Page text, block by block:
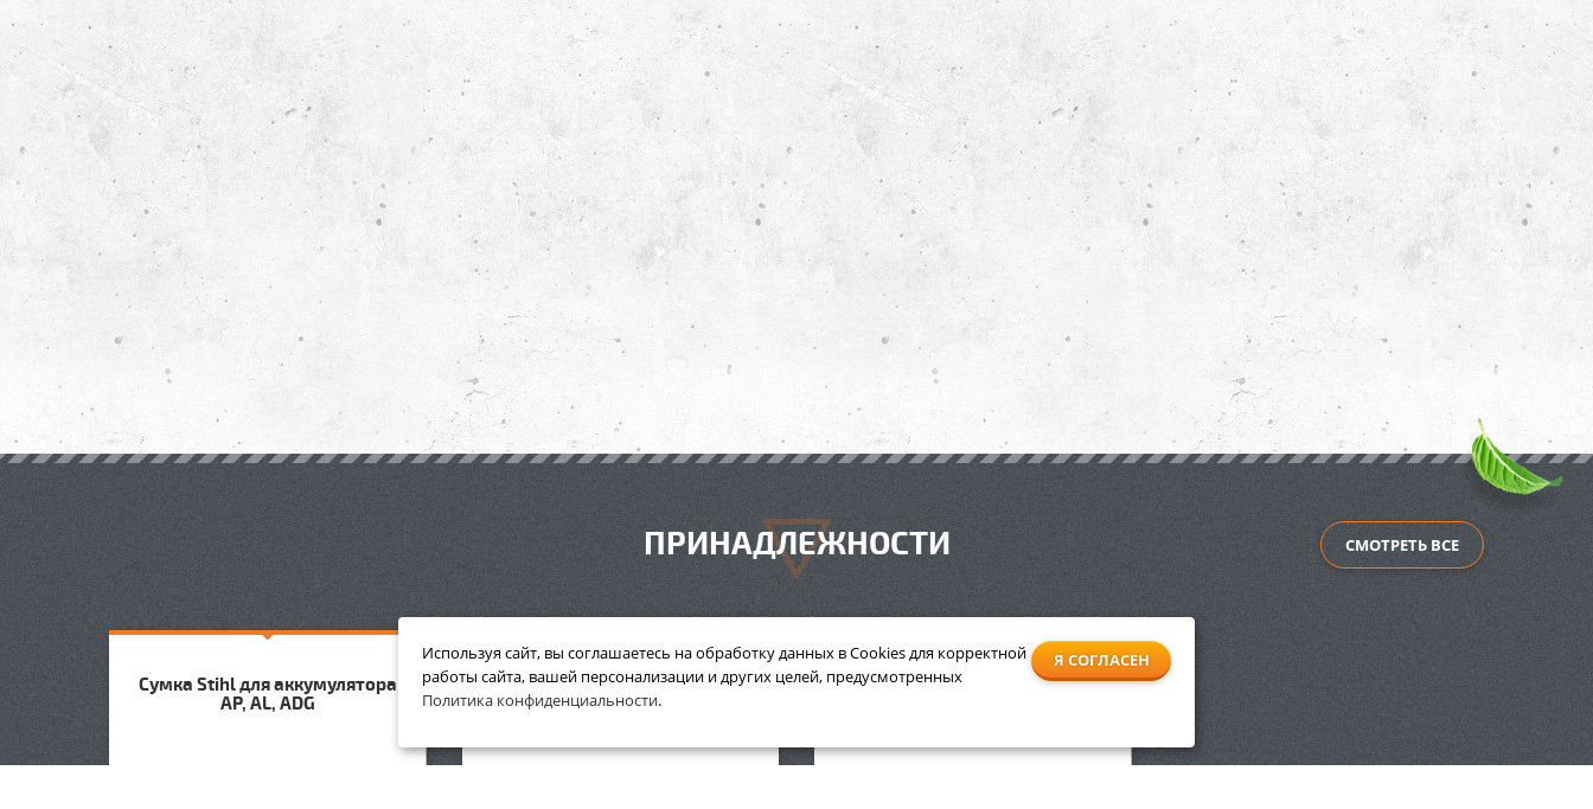
ПРИНАДЛЕЖНОСТИ СМОТРЕТЬ ВСЕ
Сумка Stihl для аккумулятора
AP, AL, ADG
Сумка Stihl для аккумулятора
AP, AL, ADG
Сумка Stihl для аккумулятора
Используя сайт, вы соглашаетесь на обработку данных в Cookies для корректной
работы сайта, вашей персонализации и других целей, предусмотренных
Политика конфиденциальности.
Я СОГЛАСЕН